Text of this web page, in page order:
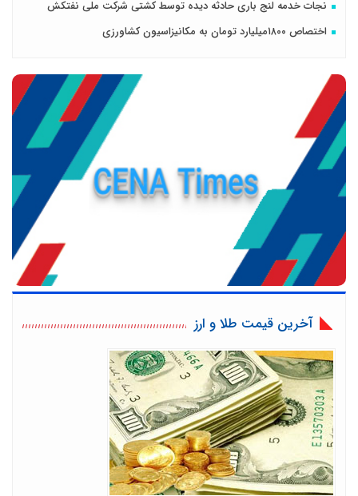
نجات خدمه لنج باری حادثه دیده توسط کشتی شرکت ملی نفتکش
اختصاص ۱۸۰۰میلیارد تومان به مکانیزاسیون کشاورزی
آخرین قیمت طلا و ارز